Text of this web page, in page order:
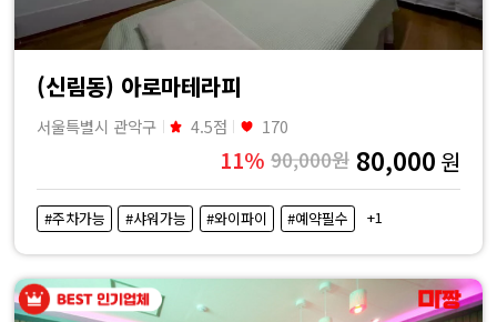
(신림동) 아로마테라피
서울특별시 관악구 4.5점 170
11% 90,000원 80,000 원
#주차가능 #샤워가능 #와이파이 #예약필수 +1